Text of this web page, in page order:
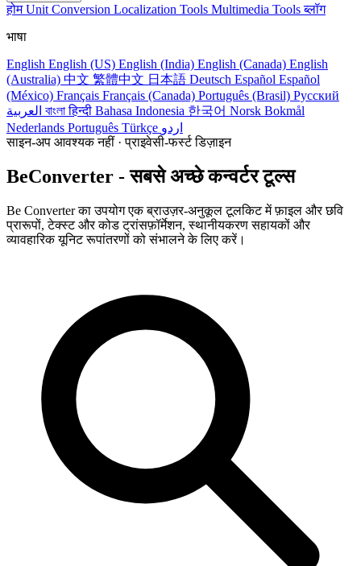
होमUnit Conversion Localization Tools Multimedia Toolsब्लॉग
भाषा
English English (US) English (India) English (Canada) English
(Australia) 中文 繁體中文 日本語 Deutsch Español Español
(México) Français Français (Canada) Português (Brasil) Русский
বাংলাहिन्दी Bahasa Indonesia 한국어 Norsk Bokmål
Nederlands Português Türkçe اردو
साइन-अप आवश्यक नहीं · प्राइवेसी-फर्स्ट डिज़ाइन
BeConverter - सबसे अच्छे कन्वर्टर टूल्स
Be Converter का उपयोग एक ब्राउज़र-अनुकूल टूलकिट में फ़ाइल और छवि
प्रारूपों, टेक्स्ट और कोड ट्रांसफ़ॉर्मेशन, स्थानीयकरण सहायकों और
व्यावहारिक यूनिट रूपांतरणों को संभालने के लिए करें।